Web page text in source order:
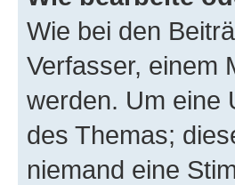
Wie bei den
Verfasser, einem
werden. Um eine
des Themas;
niemand eine